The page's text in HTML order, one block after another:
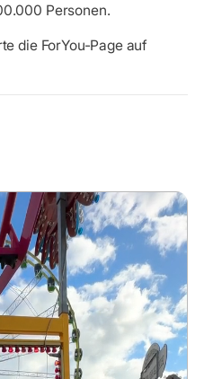
Personen.
die ForYou-Page auf